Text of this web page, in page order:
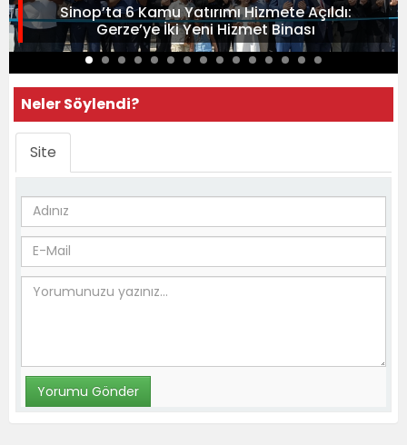
Sinop’ta 6 Kamu Yatırımı Hizmete Açıldı:
Gerze’ye İki Yeni Hizmet Binası
Neler Söylendi?
Site